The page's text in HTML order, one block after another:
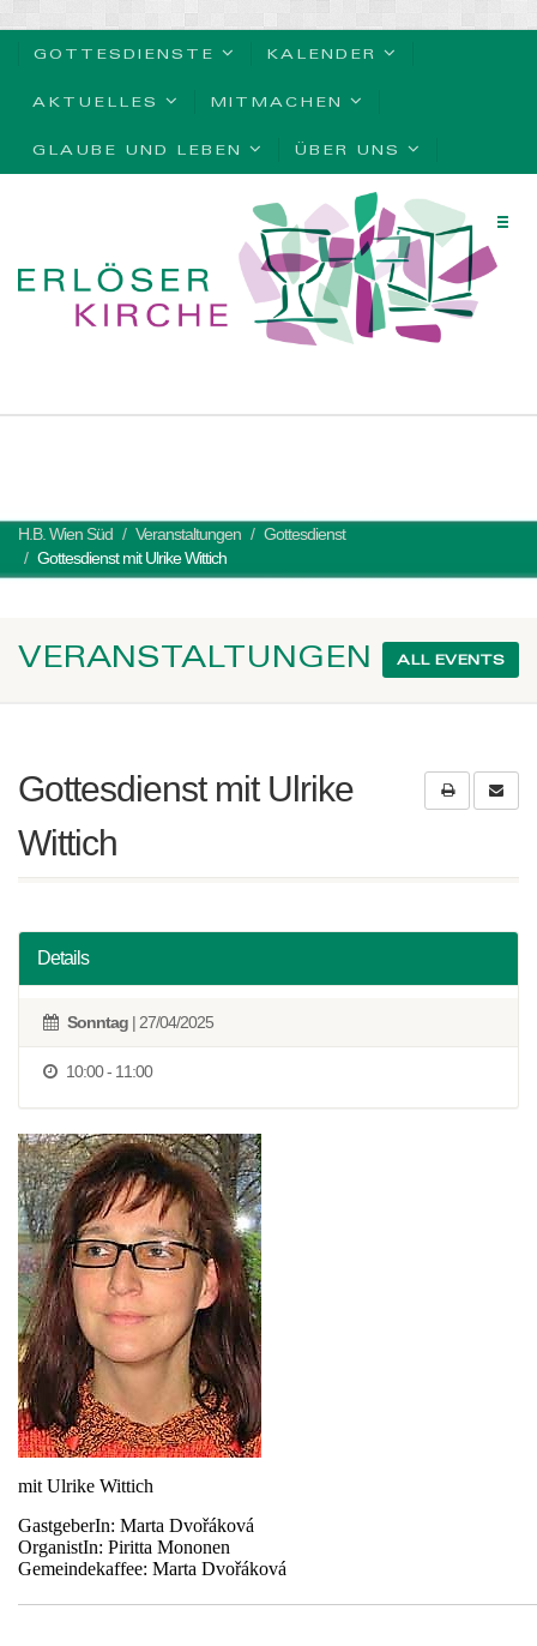
GOTTESDIENSTE KALENDER
AKTUELLES MITMACHEN
GLAUBE UND LEBEN ÜBER UNS
H.B. Wien Süd Veranstaltungen
Gottesdienst
Gottesdienst mit Ulrike Wittich
VERANSTALTUNGEN ALL EVENTS
Gottesdienst mit Ulrike
Wittich
Details
Sonntag | 27/04/2025
10:00 - 11:00
mit Ulrike Wittich
GastgeberIn: Marta Dvořáková
OrganistIn: Piritta Mononen
Gemeindekaffee: Marta Dvořáková